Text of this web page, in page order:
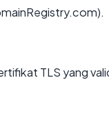
TLS yang